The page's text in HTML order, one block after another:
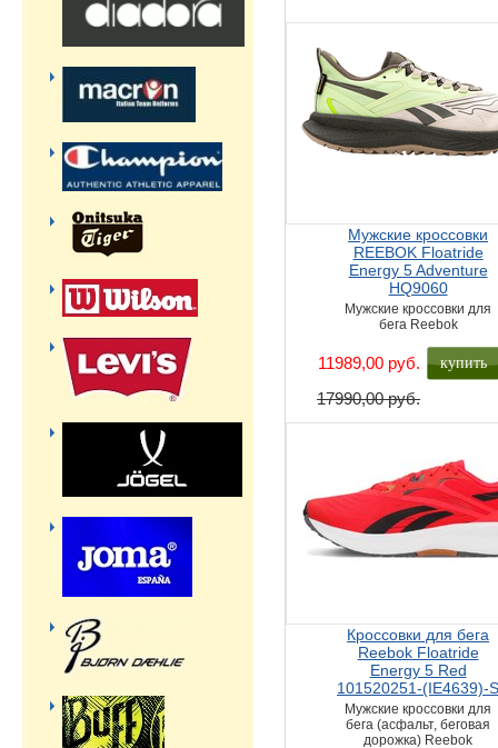
Мужские кроссовки
REEBOK Floatride
Energy 5 Adventure
HQ9060
Мужские кроссовки для
бега Reebok
11989,00 руб.
17990,00 руб.
купить
Кроссовки для бега
Reebok Floatride
Energy 5 Red
101520251-(IE4639)-
Мужские кроссовки для
бега (асфальт, беговая
дорожка) Reebok